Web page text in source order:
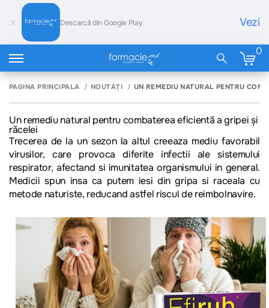
Descarcă din Google Play Vezi
0
PAGINA PRINCIPALĂ NOUTĂȚI UN REMEDIU NATURAL PENTRU
Un remediu natural pentru combaterea eficientă a gripei și
răcelei
Trecerea de la un sezon la altul creeaza mediu favorabil
virusilor, care provoca diferite infectii ale sistemului
respirator, afectand si imunitatea organismului in general.
Medicii spun insa ca putem iesi din gripa si raceala cu
metode naturiste, reducand astfel riscul de reimbolnavire.